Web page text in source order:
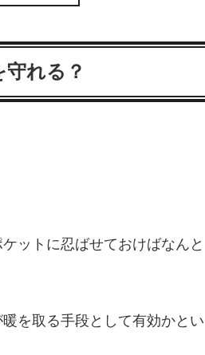
れる？
ットに忍ばせておけばなんと
を取る手段として有効かとい